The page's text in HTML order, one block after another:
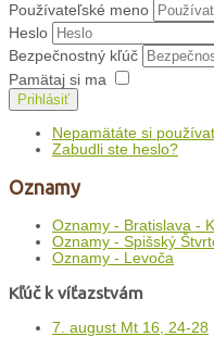
Používateľské meno
Heslo
Bezpečnostný kľúč
Pamätaj si ma
Prihlásiť
Nepamätáte si
Zabudli ste heslo?
Oznamy
Oznamy - Bratislava -
Oznamy - Spišský
Oznamy - Levoča
Kľúč k víťazstvám
7. august Mt 16, 24-28